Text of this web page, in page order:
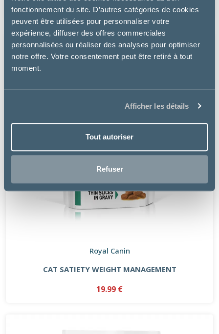
fonctionnement du site. D’autres catégories de cookies
peuvent être utilisées pour personnaliser votre
expérience, diffuser des offres commerciales
personnalisées ou réaliser des analyses pour optimiser
notre offre. Votre consentement peut être retiré à tout
moment.
Afficher les détails
Tout autoriser
Refuser
11.99€
Royal Canin
CAT SATIETY WEIGHT MANAGEMENT
19.99 €